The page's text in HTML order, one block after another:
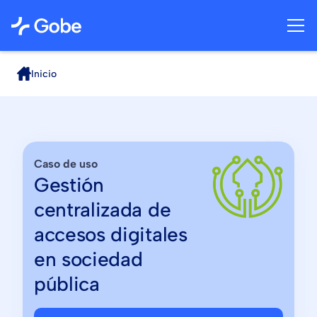
Inicio
Caso de uso
Gestión
centralizada de
accesos digitales
en sociedad
pública